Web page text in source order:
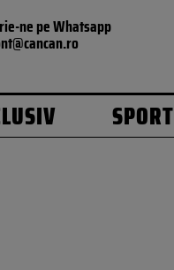
ne pe Whatsapp
SPORT